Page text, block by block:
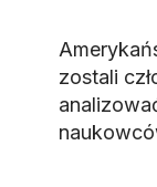
zostali